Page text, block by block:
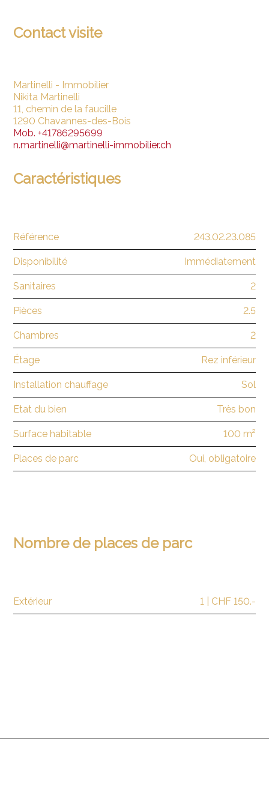
Contact visite
Martinelli - Immobilier
Nikita Martinelli
11, chemin de la faucille
1290 Chavannes-des-Bois
Mob.+41786295699
n.martinelli@martinelli-immobilier.ch
Caractéristiques
Référence 243.02.23.085
Disponibilité Immédiatement
Sanitaires 2
Pièces 2.5
Chambres 2
Étage Rez inférieur
Installation chauffage Sol
Etat du bien Très bon
Surface habitable 100 m²
Places de parc Oui, obligatoire
Nombre de places de parc
Extérieur 1 | CHF 150.-